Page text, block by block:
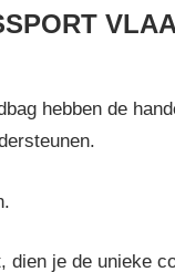
hebben de
dien je de unieke